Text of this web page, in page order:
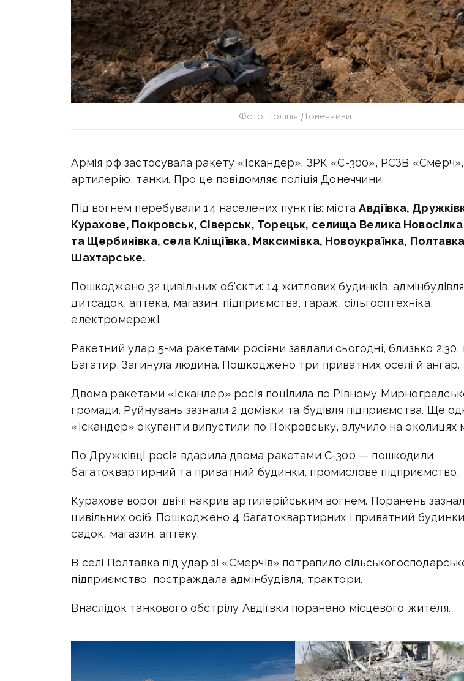
Фото: поліція Донеччини
Армія рф застосувала ракету «Іскандер», ЗРК «С-300», РСЗВ
артилерію, танки. Про це повідомляє поліція Донеччини.
Під вогнем перебували 14 населених пунктів: містаАвдіївка,
Курахове, Покровськ, Сіверськ, Торецьк, селища Велика Новосілка
та Щербинівка, села Кліщіївка, Максимівка, Новоукраїнка,
Шахтарське.
Пошкоджено 32 цивільних об'єкти: 14 житлових будинків,
дитсадок, аптека, магазин, підприємства, гараж, сільгосптехніка,
електромережі.
Ракетний удар 5-ма ракетами росіяни завдали сьогодні, близько 2:30,
Багатир. Загинула людина. Пошкоджено три приватних оселі й ангар.
Двома ракетами «Іскандер» росія поцілила по Рівному
громади. Руйнувань зазнали 2 домівки та будівля підприємства. Ще
«Іскандер» окупанти випустили по Покровську, влучило на околицях
По Дружківці росія вдарила двома ракетами С-300 — пошкодили
багатоквартирний та приватний будинки, промислове підприємство.
Курахове ворог двічі накрив артилерійським вогнем. Поранень
цивільних осіб. Пошкоджено 4 багатоквартирних і приватний
садок, магазин, аптеку.
В селі Полтавка під удар зі «Смерчів» потрапило
підприємство, постраждала адмінбудівля, трактори.
Внаслідок танкового обстрілу Авдіївки поранено місцевого жителя.